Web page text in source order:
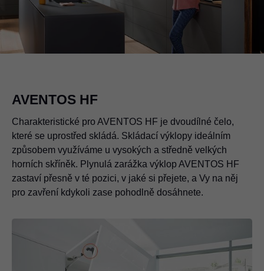
AVENTOS HF
Charakteristické pro AVENTOS HF je dvoudílné čelo,
které se uprostřed skládá. Skládací výklopy ideálním
způsobem využíváme u vysokých a středně velkých
horních skříněk. Plynulá zarážka výklop AVENTOS HF
zastaví přesně v té pozici, v jaké si přejete, a Vy na něj
pro zavření kdykoli zase pohodlně dosáhnete.